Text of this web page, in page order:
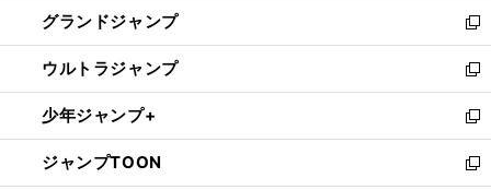
で
開
く
ド
ウ
で
開
く
ィ
ン
ド
ウ
で
開
く
い
ウ
ィ
ン
ド
ウ
で
開
グランドジャンプ
新
し
い
ウ
ィ
ン
ド
ウルトラジャンプ
新
し
い
ウ
ィ
少年ジャンプ+
新
し
い
ジャンプTOON
新